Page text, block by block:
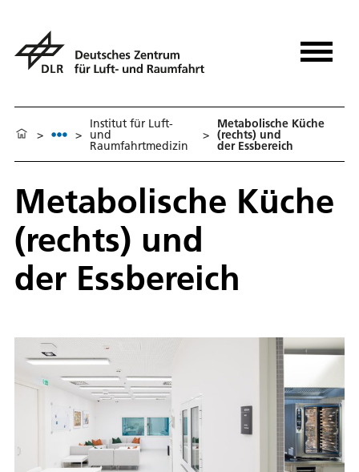
> >
Institut für Luft-
und
Raumfahrtmedizin
>
Metabolische Küche
(rechts) und
der Essbereich
Metabolische Küche
(rechts) und
der Essbereich